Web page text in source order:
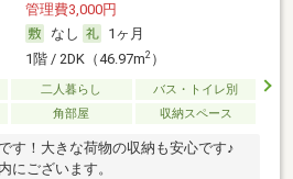
管理費3,000円
なし
1ヶ月
1階 / 2DK（46.97m2）
二人暮らし
バス・トイレ別
角部屋 収納スペース
す！大きな荷物の収納も安心です♪
にございます。